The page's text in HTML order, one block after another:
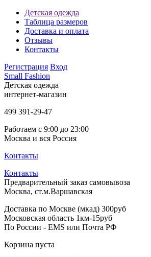
Детская одежда
Таблица размеров
Доставка и оплата
Отзывы
Контакты
Регистрация Вход
Small Fashion
Детская одежда
интернет-магазин
499 391-29-47
Работаем с 9:00 до 23:00
Москва и вся Россия
Контакты
Контакты
Предварительный заказ самовывоза
Москва, ст.м.Варшавская
Доставка по Москве (мкад) 300руб
Московская область 1км-15руб
По России - EMS или Почта РФ
Корзина пуста